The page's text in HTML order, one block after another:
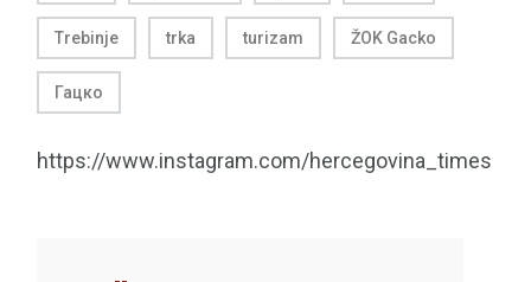
Trebinje trka turizam ŽOK Gacko
Гацко
https://www.instagram.com/hercegovina_times